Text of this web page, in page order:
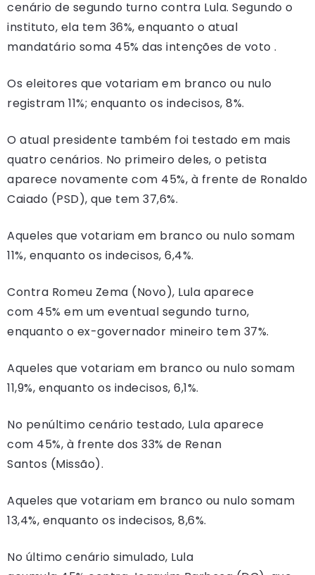
cenário de segundo turno contra Lula. Segundo o
instituto, ela tem 36%, enquanto o atual
mandatário soma 45% das intenções de voto .
Os eleitores que votariam em branco ou nulo
registram 11%; enquanto os indecisos, 8%.
O atual presidente também foi testado em mais
quatro cenários. No primeiro deles, o petista
aparece novamente com 45%, à frente de Ronaldo
Caiado (PSD), que tem 37,6%.
Aqueles que votariam em branco ou nulo somam
11%, enquanto os indecisos, 6,4%.
Contra Romeu Zema (Novo), Lula aparece
com 45% em um eventual segundo turno,
enquanto o ex-governador mineiro tem 37%.
Aqueles que votariam em branco ou nulo somam
11,9%, enquanto os indecisos, 6,1%.
No penúltimo cenário testado, Lula aparece
com 45%, à frente dos 33% de Renan
Santos (Missão).
Aqueles que votariam em branco ou nulo somam
13,4%, enquanto os indecisos, 8,6%.
No último cenário simulado, Lula